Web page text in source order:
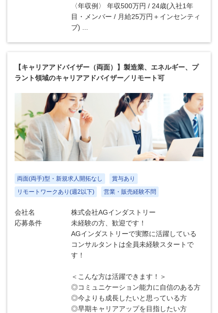
〈年収例〉 年収500万円 / 24歳(入社1年
目・メンバー / 月給25万円＋インセンティ
ブ) ...
【キャリアアドバイザー（両面）】製造業、エネルギー、プ
ラント領域のキャリアアドバイザー／リモート可
両面(両手)型・新規求人開拓なし
賞与あり
リモートワークあり(週2以下)
営業・販売経験不問
会社名
株式会社AGインダストリー
応募条件
未経験の方、歓迎です！
AGインダストリーで実際に活躍している
コンサルタントは全員未経験スタートで
す！
＜こんな方は活躍できます！＞
◎コミュニケーション能力に自信のある方
◎今よりも成長したいと思っている方
◎早期キャリアアップを目指したい方